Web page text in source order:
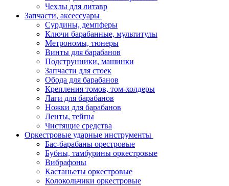
Чехлы для литавр
Запчасти, аксессуары
Сурдины, демпферы
Ключи барабанные, мультитулы
Метрономы, тюнеры
Винты для барабанов
Подструнники, машинки
Запчасти для стоек
Обода для барабанов
Крепления томов, том-холдеры
Лаги для барабанов
Ножки для барабанов
Ленты, тейпы
Чистящие средства
Оркестровые ударные инструменты
Бас-барабаны орестровые
Бубны, тамбурины оркестровые
Вибрафоны
Кастаньеты оркестровые
Колокольчики оркестровые